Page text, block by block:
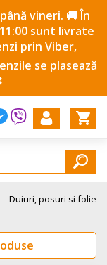
vineri. 🚚 În
sunt livrate
prin Viber,
se plasează
Duiuri, posuri si folie